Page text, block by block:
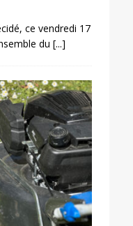
ce vendredi 17
du [...]